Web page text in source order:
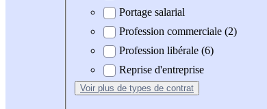
Portage salarial
Profession commerciale (2)
Profession libérale (6)
Reprise d'entreprise
Voir plus de types de contrat